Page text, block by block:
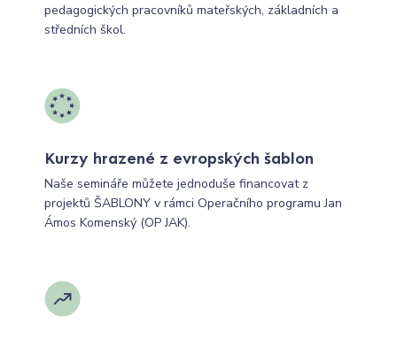
pedagogických pracovníků mateřských, základních a
středních škol.
Kurzy hrazené z evropských šablon
Naše semináře můžete jednoduše financovat z
projektů ŠABLONY v rámci Operačního programu Jan
Ámos Komenský (OP JAK).